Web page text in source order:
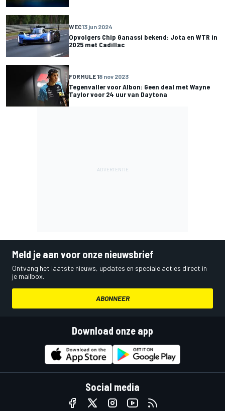
WEC13 jun 2024
Opvolgers Chip Ganassi bekend: Jota en WTR in
2025 met Cadillac
FORMULE 18 nov 2023
Tegenvaller voor Albon: Geen deal met Wayne
Taylor voor 24 uur van Daytona
Meld je aan voor onze nieuwsbrief
Ontvang het laatste nieuws, updates en speciale acties direct in
je mailbox.
ABONNEER
Download onze app
Social media